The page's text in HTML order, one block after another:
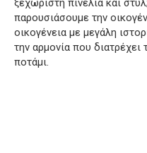
παρουσιάσουμε την
οικογένεια με μεγάλη
την αρμονία που
ποτάμι.